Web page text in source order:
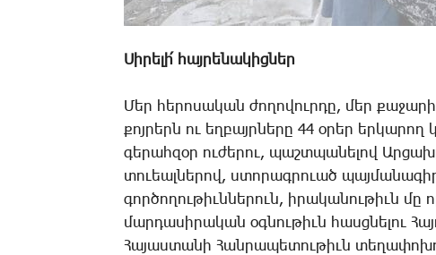
Սի­րե­լի՛ հայ­րե­նա­կից­ներ
­Մեր հե­րո­սա­կան ժո­ղո­վուր­դը, մեր
քոյ­րերն ու եղ­բայր­նե­րը 44 օ­րեր
գե­րահ­զօր ու­ժե­րու, պաշտ­պա­նե­լով
տո­ւեալ­նե­րով, ստո­րագ­րո­ւած
գոր­ծո­ղու­թիւն­նե­րուն, ի­րա­կա­նու­թիւն
մար­դա­սի­րա­կան օգ­նու­թիւն հասց­նե­լու
­Հա­յաս­տա­նի ­Հան­րա­պե­տու­թիւն